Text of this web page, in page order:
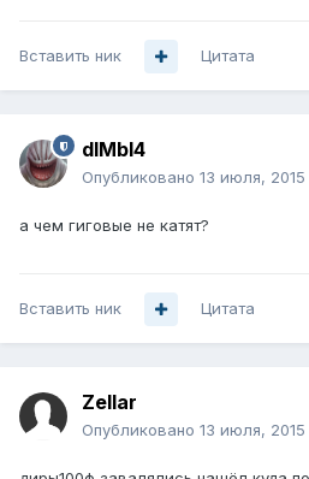
Вставить ник Цитата
dIMbI4
Опубликовано 13 июля, 2015
а чем гиговые не катят?
Вставить ник Цитата
Zellar
Опубликовано 13 июля, 2015